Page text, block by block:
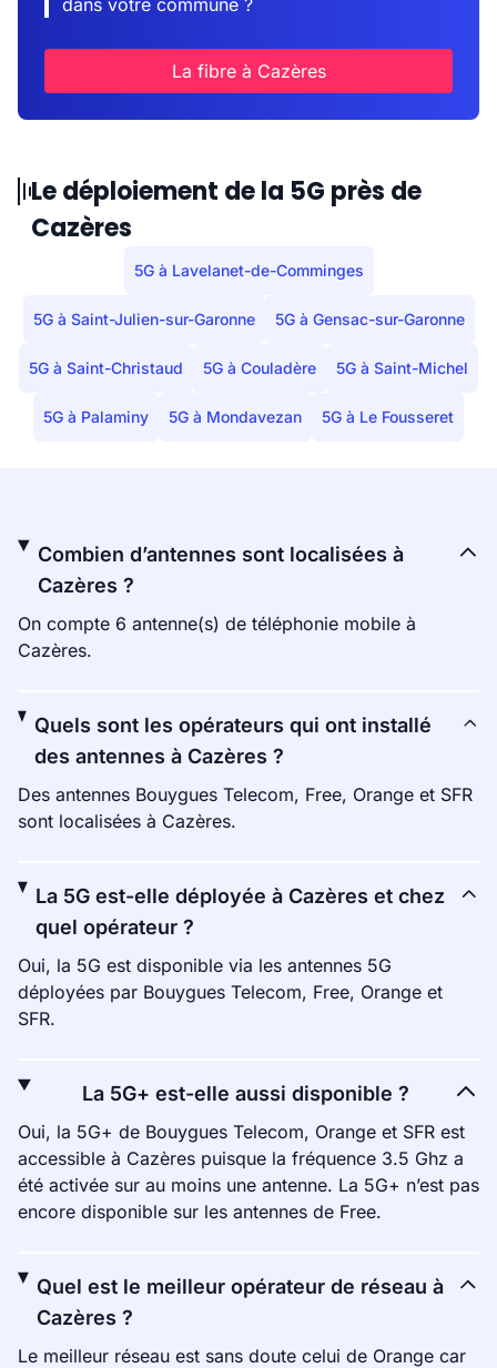
dans votre commune ?
La fibre à Cazères
Le déploiement de la 5G près de
Cazères
5G à Lavelanet-de-Comminges
5G à Saint-Julien-sur-Garonne 5G à Gensac-sur-Garonne
5G à Saint-Christaud 5G à Couladère 5G à Saint-Michel
5G à Palaminy 5G à Mondavezan 5G à Le Fousseret
Combien d’antennes sont localisées à
Cazères ?
On compte 6 antenne(s) de téléphonie mobile à
Cazères.
Quels sont les opérateurs qui ont installé
des antennes à Cazères ?
Des antennes Bouygues Telecom, Free, Orange et SFR
sont localisées à Cazères.
La 5G est-elle déployée à Cazères et chez
quel opérateur ?
Oui, la 5G est disponible via les antennes 5G
déployées par Bouygues Telecom, Free, Orange et
SFR.
La 5G+ est-elle aussi disponible ?
Oui, la 5G+ de Bouygues Telecom, Orange et SFR est
accessible à Cazères puisque la fréquence 3.5 Ghz a
été activée sur au moins une antenne. La 5G+ n’est pas
encore disponible sur les antennes de Free.
Quel est le meilleur opérateur de réseau à
Cazères ?
Le meilleur réseau est sans doute celui de Orange car